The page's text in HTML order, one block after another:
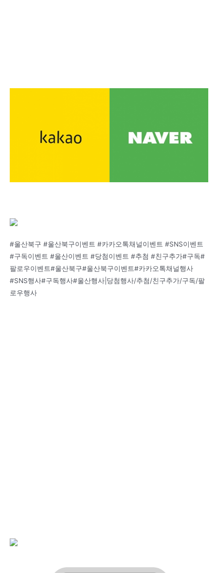
#울산북구 #울산북구이벤트 #카카오톡채널이벤트 #SNS이벤트
#구독이벤트 #울산이벤트 #당첨이벤트 #추첨 #친구추가#구독#
팔로우이벤트#울산북구#울산북구이벤트#카카오톡채널행사
#SNS행사#구독행사#울산행사|당첨행사/추첨/친구추가/구독/팔
로우행사